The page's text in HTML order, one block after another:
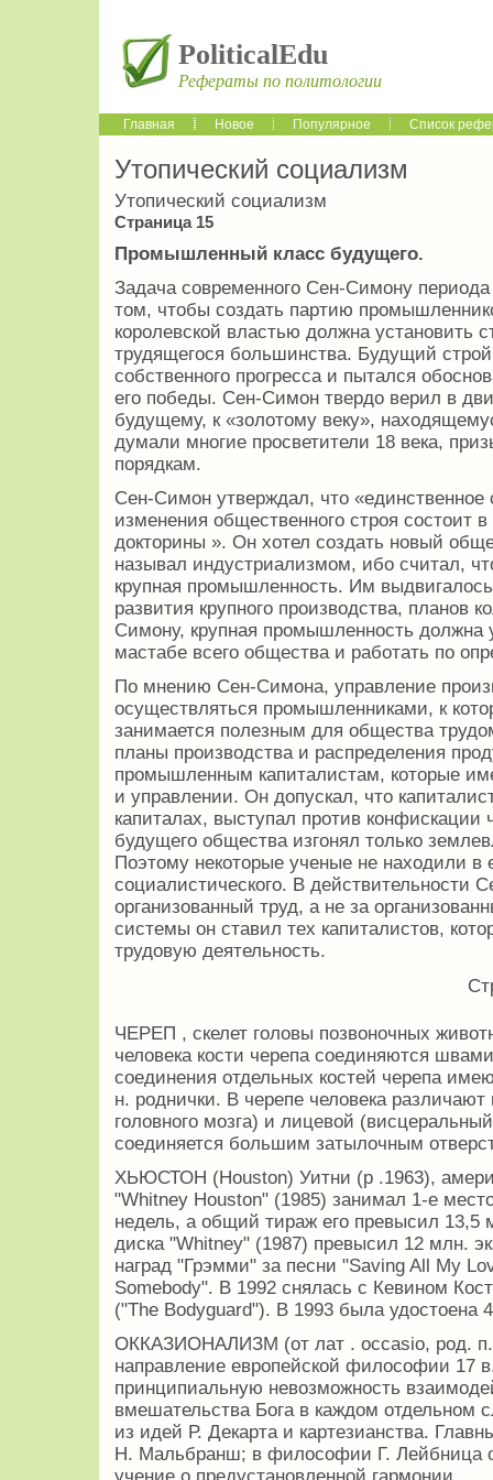
PoliticalEdu
Рефераты по политологии
Главная Новое Популярное Список
Утопический социализм
Утопический социализм
Страница 15
Промышленный класс будущего.
Задача современного Сен-Симону
том, чтобы создать партию
королевской властью должна установить
трудящегося большинства. Будущий
собственного прогресса и пытался
его победы. Сен-Симон твердо верил в
будущему, к «золотому веку»,
думали многие просветители 18 века,
порядкам.
Сен-Симон утверждал, что «единственное
изменения общественного строя состоит
докторины ». Он хотел создать новый
называл индустриализмом, ибо считал,
крупная промышленность. Им
развития крупного производства, планов
Симону, крупная промышленность должна
мастабе всего общества и работать по
По мнению Сен-Симона, управление
осуществляться промышленниками, к
занимается полезным для общества
планы производства и распределения
промышленным капиталистам, которые
и управлении. Он допускал, что
капиталах, выступал против конфискации
будущего общества изгонял только
Поэтому некоторые ученые не находили в
социалистического. В действительности
организованный труд, а не за
системы он ставил тех капиталистов,
трудовую деятельность.
ЧЕРЕП , скелет головы позвоночных
человека кости черепа соединяются
соединения отдельных костей черепа
н. роднички. В черепе человека
головного мозга) и лицевой
соединяется большим затылочным
ХЬЮСТОН (Houston) Уитни (р .1963),
"Whitney Houston" (1985) занимал 1-е
недель, а общий тираж его превысил 13,5
диска "Whitney" (1987) превысил 12 млн.
наград "Грэмми" за песни "Saving All My
Somebody". В 1992 снялась с Кевином
("The Bodyguard"). В 1993 была удостоена
ОККАЗИОНАЛИЗМ (от лат . occasio, род. п.
направление европейской философии 17
принципиальную невозможность
вмешательства Бога в каждом отдельном
из идей Р. Декарта и картезианства.
Н. Мальбранш; в философии Г. Лейбница